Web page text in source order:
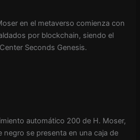
en el metaverso comienza con
por blockchain, siendo el
Seconds Genesis.
automático 200 de H. Moser,
negro se presenta en una caja de